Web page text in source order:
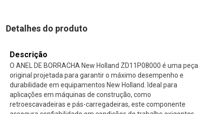
Detalhes do produto
Descrição
O ANEL DE BORRACHA New Holland ZD11P08000 é uma peça
original projetada para garantir o máximo desempenho e
durabilidade em equipamentos New Holland. Ideal para
aplicações em máquinas de construção, como
retroescavadeiras e pás-carregadeiras, este componente